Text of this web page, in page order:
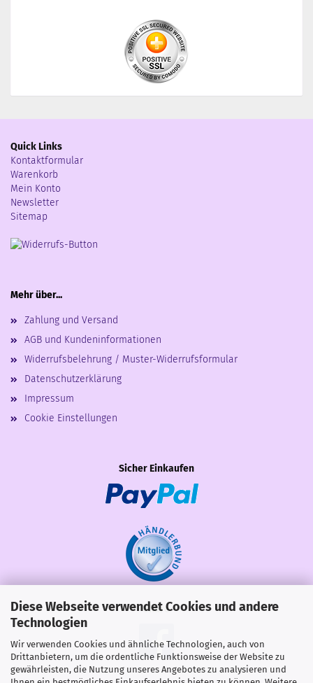
Diese Webseite verwendet Cookies und andere
Technologien
Wir verwenden Cookies und ähnliche Technologien, auch von
Drittanbietern, um die ordentliche Funktionsweise der Website zu
gewährleisten, die Nutzung unseres Angebotes zu analysieren und
Quick Links
Kontaktformular
Warenkorb
Mein Konto
Newsletter
Sitemap
Mehr über...
Zahlung und Versand
AGB und Kundeninformationen
Widerrufsbelehrung / Muster-Widerrufsformular
Datenschutzerklärung
Impressum
Cookie Einstellungen
Sicher Einkaufen
Share